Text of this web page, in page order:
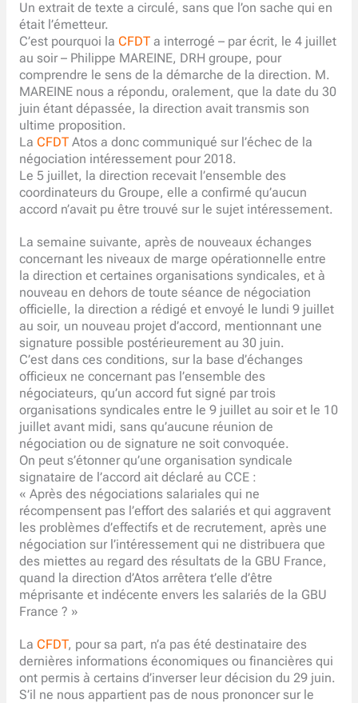
Un extrait de texte a circulé, sans que l’on sache qui en
était l’émetteur.
C’est pourquoi la CFDTa interrogé – par écrit, le 4 juillet
au soir – Philippe MAREINE, DRH groupe, pour
comprendre le sens de la démarche de la direction. M.
MAREINE nous a répondu, oralement, que la date du 30
juin étant dépassée, la direction avait transmis son
ultime proposition.
La CFDTAtos a donc communiqué sur l’échec de la
négociation intéressement pour 2018.
Le 5 juillet, la direction recevait l’ensemble des
coordinateurs du Groupe, elle a confirmé qu’aucun
accord n’avait pu être trouvé sur le sujet intéressement.
La semaine suivante, après de nouveaux échanges
concernant les niveaux de marge opérationnelle entre
la direction et certaines organisations syndicales, et à
nouveau en dehors de toute séance de négociation
officielle, la direction a rédigé et envoyé le lundi 9 juillet
au soir, un nouveau projet d’accord, mentionnant une
signature possible postérieurement au 30 juin.
C’est dans ces conditions, sur la base d’échanges
officieux ne concernant pas l’ensemble des
négociateurs, qu’un accord fut signé par trois
organisations syndicales entre le 9 juillet au soir et le 10
juillet avant midi, sans qu’aucune réunion de
négociation ou de signature ne soit convoquée.
On peut s’étonner qu’une organisation syndicale
signataire de l’accord ait déclaré au CCE :
« Après des négociations salariales qui ne
récompensent pas l’effort des salariés et qui aggravent
les problèmes d’effectifs et de recrutement, après une
négociation sur l’intéressement qui ne distribuera que
des miettes au regard des résultats de la GBU France,
quand la direction d’Atos arrêtera t’elle d’être
méprisante et indécente envers les salariés de la GBU
France ? »
La CFDT, pour sa part, n’a pas été destinataire des
dernières informations économiques ou financières qui
ont permis à certains d’inverser leur décision du 29 juin.
S’il ne nous appartient pas de nous prononcer sur le